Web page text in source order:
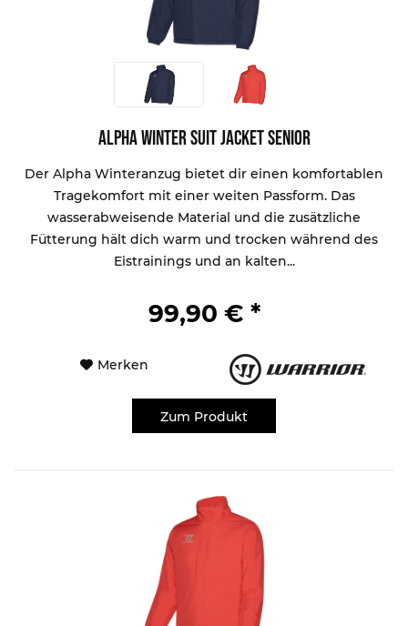
Alpha Winter Suit Jacket Senior
Der Alpha Winteranzug bietet dir einen komfortablen
Tragekomfort mit einer weiten Passform. Das
wasserabweisende Material und die zusätzliche
Fütterung hält dich warm und trocken während des
Eistrainings und an kalten...
99,90 € *
Merken
Zum Produkt